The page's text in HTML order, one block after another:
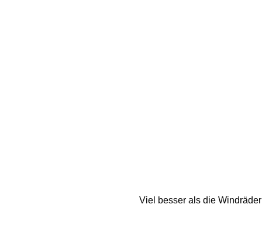
Viel besser als die